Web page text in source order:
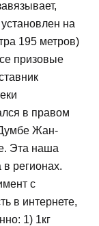
на
195 метров)
призовые
в правом
Жан-
Эта наша
регионах.
с
в интернете,
1) 1кг